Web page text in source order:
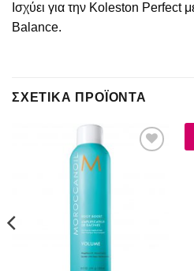
Ισχύει για την Koleston Perfect
Balance.
ΣΧΕΤΙΚΆ ΠΡΟΪΌΝΤΑ